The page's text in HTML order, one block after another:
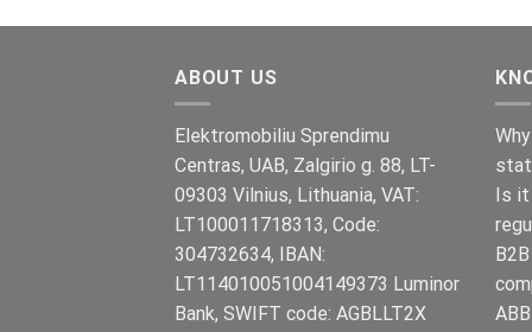
€899.00.
ABOUT US
Elektromobiliu Sprendimu
Centras, UAB, Zalgirio g. 88, LT-
09303 Vilnius, Lithuania, VAT:
LT100011718313, Code:
304732634, IBAN:
LT114010051004149373 Luminor
Bank, SWIFT code: AGBLLT2X
Is